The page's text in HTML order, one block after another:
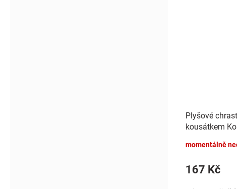
Plyšové
kousátkem
momentálně
167 Kč